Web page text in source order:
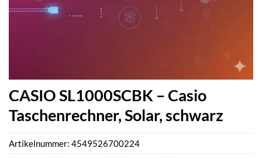
CASIO SL1000SCBK – Casio
Taschenrechner, Solar, schwarz
Artikelnummer: 4549526700224